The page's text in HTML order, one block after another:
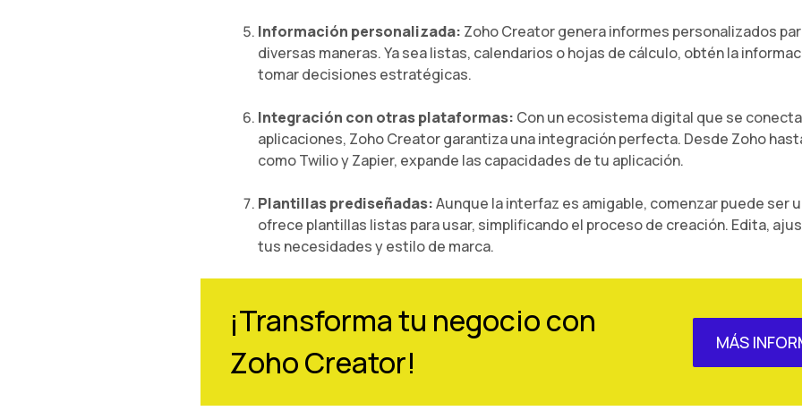
Información personalizada: Zoho Creator genera informes personalizados
diversas maneras. Ya sea listas, calendarios o hojas de cálculo, obtén la
tomar decisiones estratégicas.
Integración con otras plataformas: Con un ecosistema digital que se
aplicaciones, Zoho Creator garantiza una integración perfecta. Desde Zoho
como Twilio y Zapier, expande las capacidades de tu aplicación.
Plantillas prediseñadas:Aunque la interfaz es amigable, comenzar puede ser
ofrece plantillas listas para usar, simplificando el proceso de creación. Edita,
tus necesidades y estilo de marca.
¡Transforma tu negocio con
Zoho Creator!
MÁS